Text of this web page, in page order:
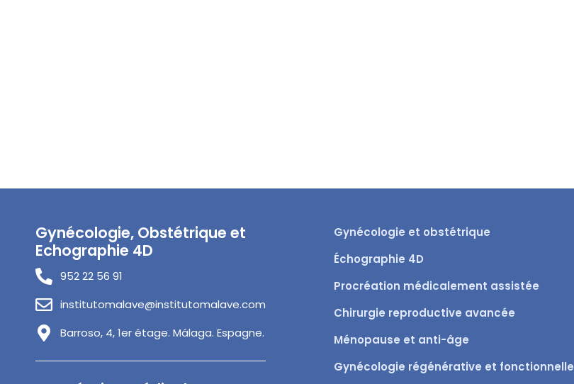
Gynécologie, Obstétrique et
Echographie 4D
952 22 56 91
institutomalave@institutomalave.com
Barroso, 4, 1er étage. Málaga. Espagne.
Gynécologie et obstétrique
Échographie 4D
Procréation médicalement assistée
Chirurgie reproductive avancée
Ménopause et anti-âge
Gynécologie régénérative et fonctionnelle